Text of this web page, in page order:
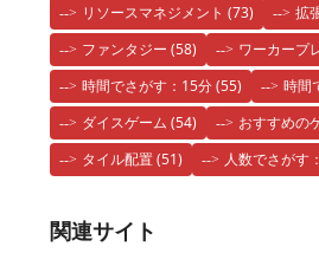
リソースマネジメント (73) 拡
ファンタジー (58) ワーカープ
時間でさがす：15分(55) 時間
ダイスゲーム (54) おすすめの
タイル配置(51) 人数でさがす
関連サイト